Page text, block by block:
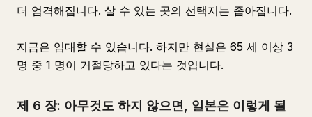
더 엄격해집니다. 살 수 있는 곳의 선택지는 좁아집니다.
지금은 임대할 수 있습니다. 하지만 현실은 65 세 이상 3
명 중 1 명이 거절당하고 있다는 것입니다.
제 6 장: 아무것도 하지 않으면, 일본은 이렇게 될